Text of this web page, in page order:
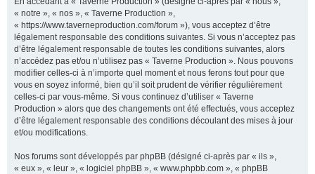
« notre », « nos », « Taverne Production »,
« https://www.taverneproduction.com/forum »), vous acceptez d’être
légalement responsable des conditions suivantes. Si vous n’acceptez pas
d’être légalement responsable de toutes les conditions suivantes, alors
n’accédez pas et/ou n’utilisez pas « Taverne Production ». Nous pouvons
modifier celles-ci à n’importe quel moment et nous ferons tout pour que
vous en soyez informé, bien qu’il soit prudent de vérifier régulièrement
celles-ci par vous-même. Si vous continuez d’utiliser « Taverne
Production » alors que des changements ont été effectués, vous acceptez
d’être légalement responsable des conditions découlant des mises à jour
et/ou modifications.
Nos forums sont développés par phpBB (désigné ci-après par « ils »,
« eux », « leur », « logiciel phpBB », « www.phpbb.com », « phpBB